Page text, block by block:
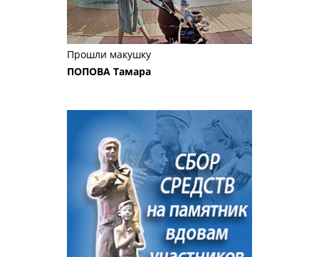
Прошли макушку
ПОПОВА Тамара